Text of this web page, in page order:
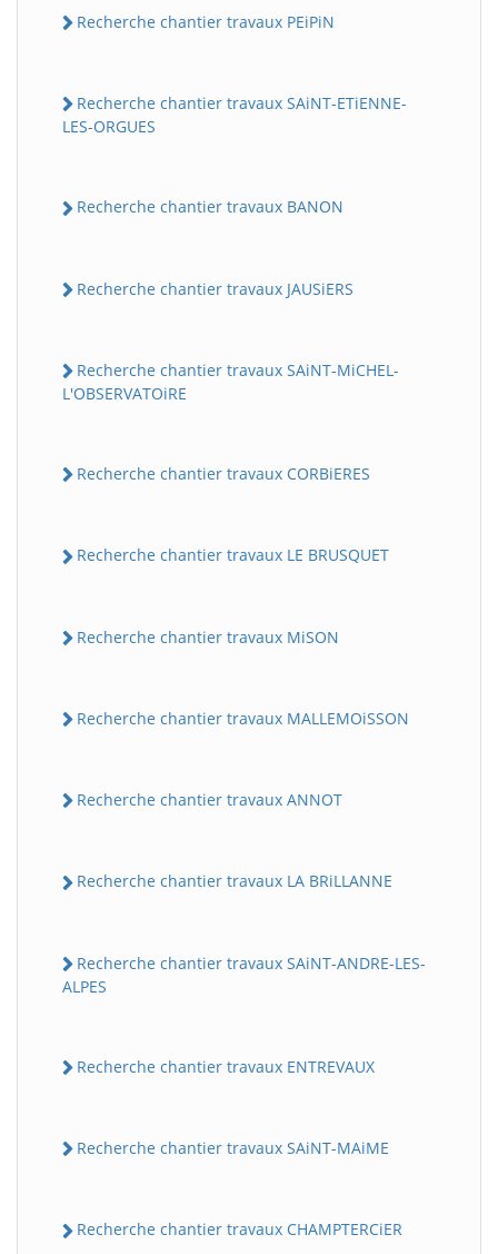
Recherche chantier travaux PEiPiN
Recherche chantier travaux SAiNT-ETiENNE-
LES-ORGUES
Recherche chantier travaux BANON
Recherche chantier travaux JAUSiERS
Recherche chantier travaux SAiNT-MiCHEL-
L'OBSERVATOiRE
Recherche chantier travaux CORBiERES
Recherche chantier travaux LE BRUSQUET
Recherche chantier travaux MiSON
Recherche chantier travaux MALLEMOiSSON
Recherche chantier travaux ANNOT
Recherche chantier travaux LA BRiLLANNE
Recherche chantier travaux SAiNT-ANDRE-LES-
ALPES
Recherche chantier travaux ENTREVAUX
Recherche chantier travaux SAiNT-MAiME
Recherche chantier travaux CHAMPTERCiER